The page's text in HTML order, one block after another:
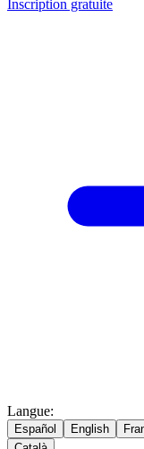
Inscription gratuite
Langue:
Español English